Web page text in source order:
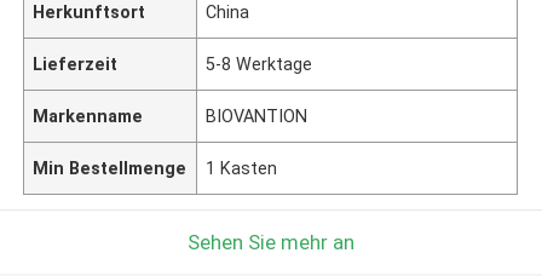
Herkunftsort China
Lieferzeit 5-8 Werktage
Markenname BIOVANTION
Min Bestellmenge 1 Kasten
Sehen Sie mehr an